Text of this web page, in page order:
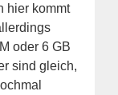
hier kommt
oder 6 GB
sind gleich,